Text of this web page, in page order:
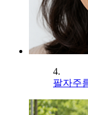
4.
팔자주